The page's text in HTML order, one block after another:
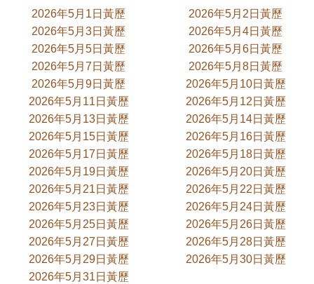
2026年5月1日黃歷
2026年5月2日黃歷
2026年5月3日黃歷
2026年5月4日黃歷
2026年5月5日黃歷
2026年5月6日黃歷
2026年5月7日黃歷
2026年5月8日黃歷
2026年5月9日黃歷
2026年5月10日黃歷
2026年5月11日黃歷
2026年5月12日黃歷
2026年5月13日黃歷
2026年5月14日黃歷
2026年5月15日黃歷
2026年5月16日黃歷
2026年5月17日黃歷
2026年5月18日黃歷
2026年5月19日黃歷
2026年5月20日黃歷
2026年5月21日黃歷
2026年5月22日黃歷
2026年5月23日黃歷
2026年5月24日黃歷
2026年5月25日黃歷
2026年5月26日黃歷
2026年5月27日黃歷
2026年5月28日黃歷
2026年5月29日黃歷
2026年5月30日黃歷
2026年5月31日黃歷